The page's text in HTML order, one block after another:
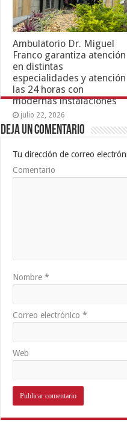
Ambulatorio Dr. Miguel
Franco garantiza atención
en distintas
especialidades y atención
las 24 horas con
modernas instalaciones
julio 22, 2026
Deja un comentario
Tu dirección de correo
Comentario
Nombre *
Correo electrónico *
Web